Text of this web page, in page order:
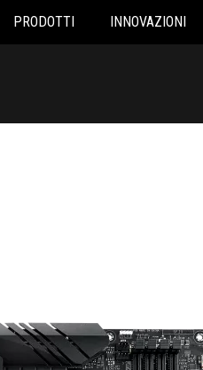
PRODOTTI INNOVAZIONI